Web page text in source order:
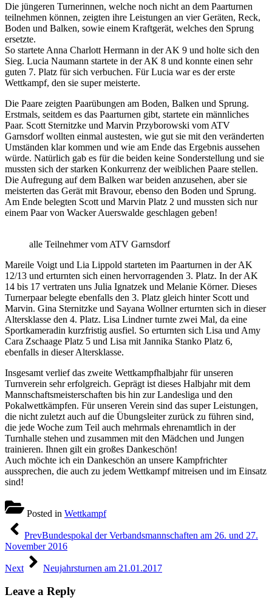
Die jüngeren Turnerinnen, welche noch nicht an dem Paarturnen
teilnehmen können, zeigten ihre Leistungen an vier Geräten, Reck,
Boden und Balken, sowie einem Kraftgerät, welches den Sprung
ersetzte.
So startete Anna Charlott Hermann in der AK 9 und holte sich den
Sieg. Lucia Naumann startete in der AK 8 und konnte einen sehr
guten 7. Platz für sich verbuchen. Für Lucia war es der erste
Wettkampf, den sie super meisterte.
Die Paare zeigten Paarübungen am Boden, Balken und Sprung.
Erstmals, seitdem es das Paarturnen gibt, startete ein männliches
Paar. Scott Sternitzke und Marvin Przyborowski vom ATV
Garnsdorf wollten einmal austesten, wie gut sie mit den veränderten
Umständen klar kommen und wie am Ende das Ergebnis aussehen
würde. Natürlich gab es für die beiden keine Sonderstellung und sie
mussten sich der starken Konkurrenz der weiblichen Paare stellen.
Die Aufregung auf dem Balken war beiden anzusehen, aber sie
meisterten das Gerät mit Bravour, ebenso den Boden und Sprung.
Am Ende belegten Scott und Marvin Platz 2 und mussten sich nur
einem Paar von Wacker Auerswalde geschlagen geben!
alle Teilnehmer vom ATV Garnsdorf
Mareile Voigt und Lia Lippold starteten im Paarturnen in der AK
12/13 und erturnten sich einen hervorragenden 3. Platz. In der AK
14 bis 17 vertraten uns Julia Ignatzek und Melanie Körner. Dieses
Turnerpaar belegte ebenfalls den 3. Platz gleich hinter Scott und
Marvin. Gina Sternitzke und Sayana Wollner erturnten sich in dieser
Altersklasse den 4. Platz. Lisa Lindner turnte zwei Mal, da eine
Sportkameradin kurzfristig ausfiel. So erturnten sich Lisa und Amy
Cara Zschaage Platz 5 und Lisa mit Jannika Stanko Platz 6,
ebenfalls in dieser Altersklasse.
Insgesamt verlief das zweite Wettkampfhalbjahr für unseren
Turnverein sehr erfolgreich. Geprägt ist dieses Halbjahr mit dem
Mannschaftsmeisterschaften bis hin zur Landesliga und den
Pokalwettkämpfen. Für unseren Verein sind das super Leistungen,
die nicht zuletzt auch auf die Übungsleiter zurück zu führen sind,
die jede Woche zum Teil auch mehrmals ehrenamtlich in der
Turnhalle stehen und zusammen mit den Mädchen und Jungen
trainieren. Ihnen gilt ein großes Dankeschön!
Auch möchte ich ein Dankeschön an unsere Kampfrichter
aussprechen, die auch zu jedem Wettkampf mitreisen und im Einsatz
sind!
Posted in Wettkampf
Beitragsnavigation
PrevBundespokal der Verbandsmannschaften am 26. und 27.
November 2016
Next Neujahrsturnen am 21.01.2017
Leave a Reply